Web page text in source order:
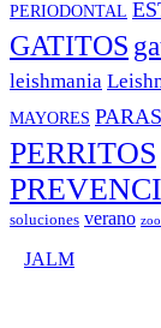
PERIODONTAL
GATITOS
leishmania
MAYORES
PERRITOS
soluciones verano
JALM